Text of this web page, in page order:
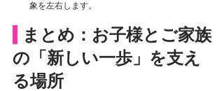
象を左右します。
まとめ：お子様とご家族
の「新しい一歩」を支え
る場所